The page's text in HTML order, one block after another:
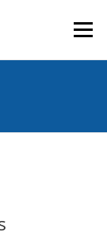
Menú